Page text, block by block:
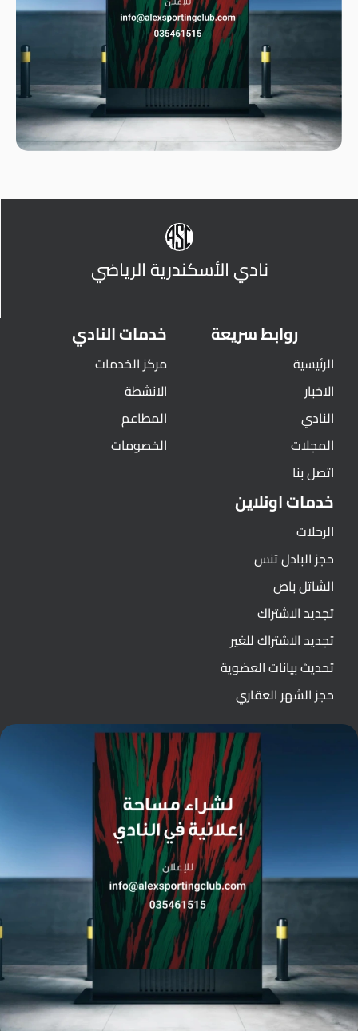
نادي الأسكندرية الرياضي
روابط سريعة
الرئيسية
الاخبار
النادي
المجلات
اتصل بنا
خدمات النادي
مركز الخدمات
الانشطة
المطاعم
الخصومات
خدمات اونلاين
الرحلات
حجز البادل تنس
الشاتل باص
تجديد الاشتراك
تجديد الاشتراك للغير
تحديث بيانات العضوية
حجز الشهر العقاري